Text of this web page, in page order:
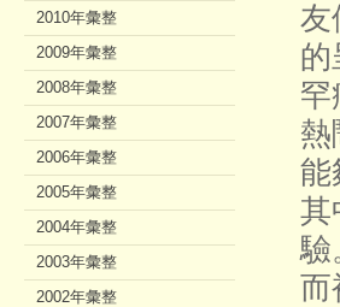
友
的
罕
熱
能
其
驗
而
2010年彙整
2009年彙整
2008年彙整
2007年彙整
2006年彙整
2005年彙整
2004年彙整
2003年彙整
2002年彙整